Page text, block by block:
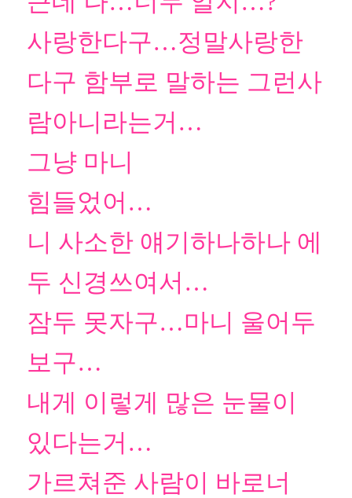
사랑한다구…정말사랑한
다구 함부로 말하는 그런사
람아니라는거…
그냥 마니
힘들었어…
니 사소한 얘기하나하나 에
두 신경쓰여서…
잠두 못자구…마니 울어두
보구…
내게 이렇게 많은 눈물이
있다는거…
가르쳐준 사람이 바로너